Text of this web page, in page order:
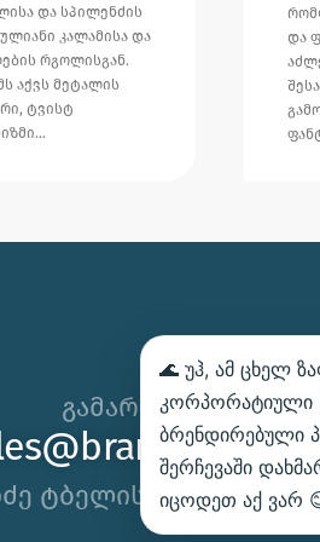
და სპილენძის
კალამისა და
რგოლისგან.
აქვს მეტალის
ტვისტ
და
გამარჯობა,
ტბელის, სამგორი,
🌊 უჰ, ამ ცხელ
კორპორატიული
ბრენდირებული
შერჩევაში
იცოდეთ აქ ვარ